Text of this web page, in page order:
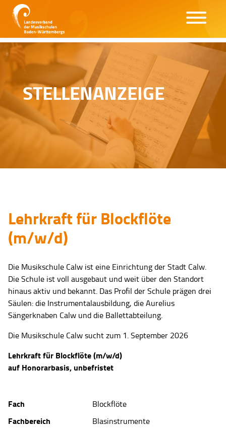
STELLENANZEIGE
Lehrkraft für Blockflöte
(m/w/d)
Die Musikschule Calw ist eine Einrichtung der Stadt Calw.
Die Schule ist voll ausgebaut und weit über den Standort
hinaus aktiv und bekannt. Das Profil der Schule prägen drei
Säulen: die Instrumentalausbildung, die Aurelius
Sängerknaben Calw und die Ballettabteilung.
Die Musikschule Calw sucht zum 1. September 2026
Lehrkraft für Blockflöte (m/w/d)
auf Honorarbasis, unbefristet
Fach Blockflöte
Fachbereich Blasinstrumente